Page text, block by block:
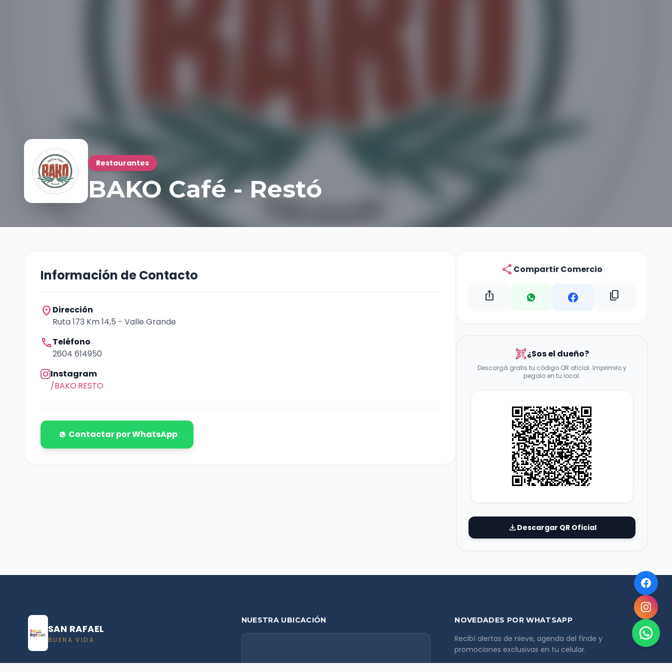
Restaurantes
BAKO Café - Restó
Información de Contacto
location_on Dirección
Ruta 173 Km 14,5 - Valle Grande
callTeléfono
2604 614950
Instagram
/BAKO.RESTO
Contactar por WhatsApp
share Compartir Comercio
ios_share content_copy
qr_code_scanner¿Sos el dueño?
Descargá gratis tu código QR oficial. Imprimilo y
pegalo en tu local.
downloadDescargar QR Oficial
SAN RAFAEL
BUENA VIDA
NUESTRA UBICACIÓN NOVEDADES POR WHATSAPP
Recibí alertas de nieve, agenda del finde y
promociones exclusivas en tu celular.